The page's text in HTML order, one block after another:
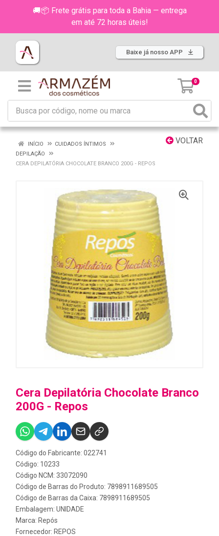
🚚📦 Frete grátis para toda a Bahia — entrega
em até 72 horas úteis!
Baixe já nosso APP
0
VOLTAR
INÍCIO
CUIDADOS ÍNTIMOS
DEPILAÇÃO
CERA DEPILATÓRIA CHOCOLATE BRANCO 200G - REPOS
Cera Depilatória Chocolate Branco
200G - Repos
Código do Fabricante: 022741
Código: 10233
Código NCM: 33072090
Código de Barras do Produto: 7898911689505
Código de Barras da Caixa: 7898911689505
Embalagem: UNIDADE
Marca: Repós
Fornecedor: REPOS